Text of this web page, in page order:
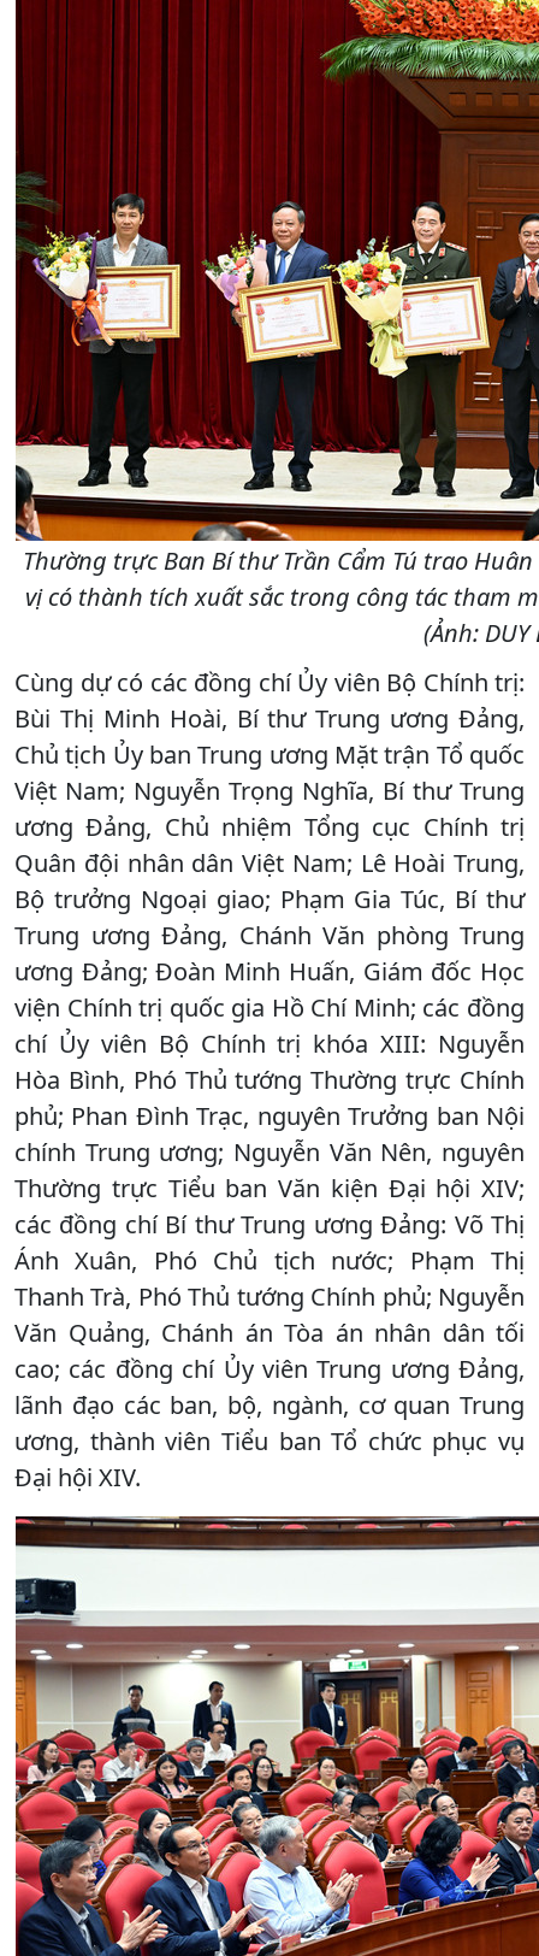
Thường trực Ban Bí thư Trần Cẩm Tú trao
vị có thành tích xuất sắc trong công tác tham
(Ảnh: DUY
Cùng dự có các đồng chí Ủy viên Bộ Chính trị:
Bùi Thị Minh Hoài, Bí thư Trung ương Đảng,
Chủ tịch Ủy ban Trung ương Mặt trận Tổ quốc
Việt Nam; Nguyễn Trọng Nghĩa, Bí thư Trung
ương Đảng, Chủ nhiệm Tổng cục Chính trị
Quân đội nhân dân Việt Nam; Lê Hoài Trung,
Bộ trưởng Ngoại giao; Phạm Gia Túc, Bí thư
Trung ương Đảng, Chánh Văn phòng Trung
ương Đảng; Đoàn Minh Huấn, Giám đốc Học
viện Chính trị quốc gia Hồ Chí Minh; các đồng
chí Ủy viên Bộ Chính trị khóa XIII: Nguyễn
Hòa Bình, Phó Thủ tướng Thường trực Chính
phủ; Phan Đình Trạc, nguyên Trưởng ban Nội
chính Trung ương; Nguyễn Văn Nên, nguyên
Thường trực Tiểu ban Văn kiện Đại hội XIV;
các đồng chí Bí thư Trung ương Đảng: Võ Thị
Ánh Xuân, Phó Chủ tịch nước; Phạm Thị
Thanh Trà, Phó Thủ tướng Chính phủ; Nguyễn
Văn Quảng, Chánh án Tòa án nhân dân tối
cao; các đồng chí Ủy viên Trung ương Đảng,
lãnh đạo các ban, bộ, ngành, cơ quan Trung
ương, thành viên Tiểu ban Tổ chức phục vụ
Đại hội XIV.